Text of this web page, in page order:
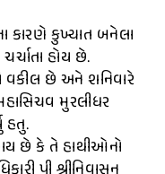
કારણે કુખ્યાત બનેલા
હોય છે.
વકીલ છે અને શનિવારે
મુરલીધર
હતુ.
છે કે તે હાથીઓનો